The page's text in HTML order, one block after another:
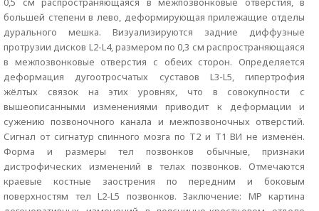
большей степени в лево, деформирующая прилежащие отделы
дурального мешка. Визуализируются задние диффузные
протрузии дисков L2-L4, размером по 0,3 см распространяющаяся
в межпозвонковые отверстия с обеих сторон. Определяется
деформация дугоотросчатых суставов L3-L5, гипертрофия
жёлтых связок на этих уровнях, что в совокупности с
вышеописанными изменениями приводит к деформации и
сужению позвоночного канала и межпозвоночных отверстий.
Сигнал от сигнатур спинного мозга по Т2 и Т1 ВИ не изменён.
Форма и размеры тел позвонков обычные, признаки
дистрофических изменений в телах позвонков. Отмечаются
краевые костные заострения по передним и боковым
поверхностям тел L2-L5 позвонков. Заключение: МР картина